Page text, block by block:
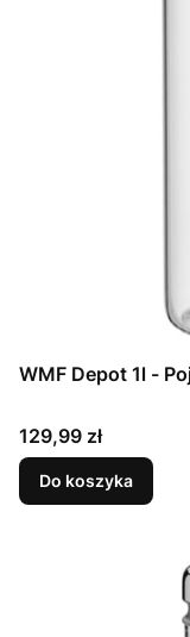
WMF Depot 1l -
Cena
129,99 zł
Do koszyka